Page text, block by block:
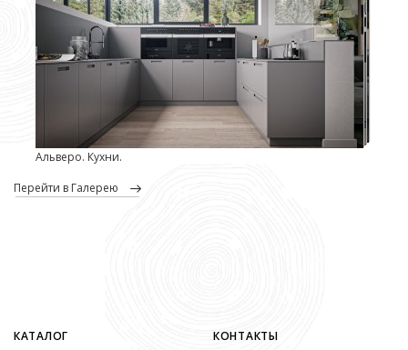
Альверо. Кухни.
перейти в Галерею
КАТАЛОГ
КОНТАКТЫ